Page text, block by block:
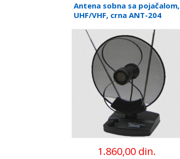
Antena sobna sa pojačalom,
UHF/VHF, crna ANT-204
1.860,00 din.